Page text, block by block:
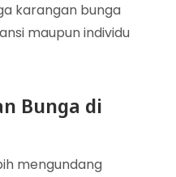
karangan bunga
maupun individu
Bunga di
mengundang